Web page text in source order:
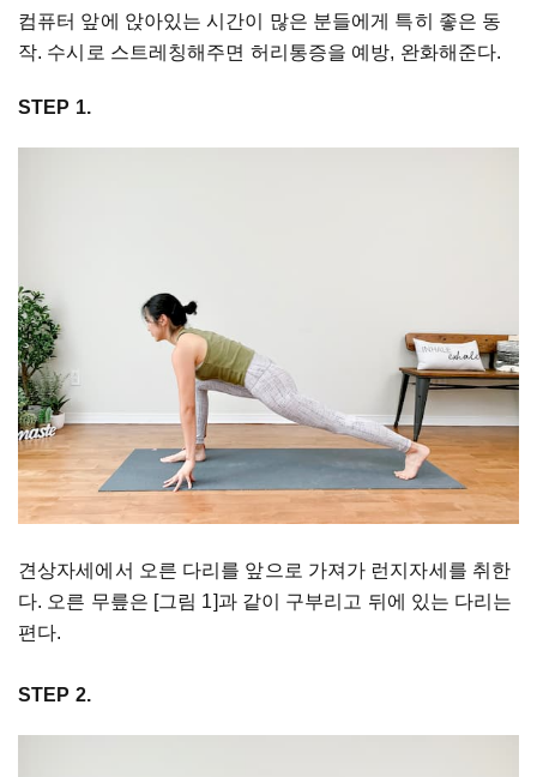
컴퓨터 앞에 앉아있는 시간이 많은 분들에게 특히 좋은 동
작. 수시로 스트레칭해주면 허리통증을 예방, 완화해준다.
STEP 1.
견상자세에서 오른 다리를 앞으로 가져가 런지자세를 취한
다. 오른 무릎은 [그림 1]과 같이 구부리고 뒤에 있는 다리는
편다.
STEP 2.